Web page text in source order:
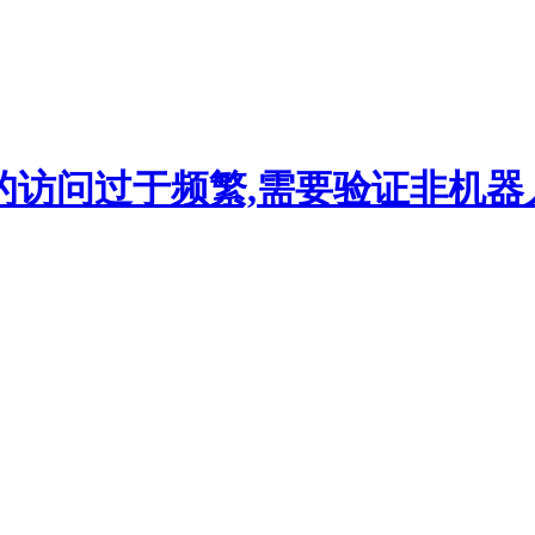
访问过于频繁,需要验证非机器